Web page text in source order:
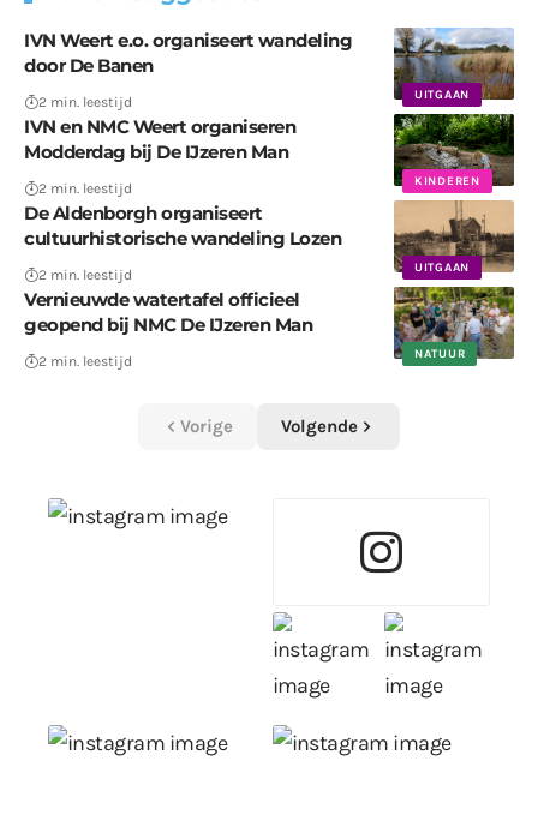
UITGAAN
IVN Weert e.o. organiseert wandeling
door De Banen
2 min. leestijd
KINDEREN
IVN en NMC Weert organiseren
Modderdag bij De IJzeren Man
2 min. leestijd
UITGAAN
De Aldenborgh organiseert
cultuurhistorische wandeling Lozen
2 min. leestijd
NATUUR
Vernieuwde watertafel officieel
geopend bij NMC De IJzeren Man
2 min. leestijd
Vorige Volgende